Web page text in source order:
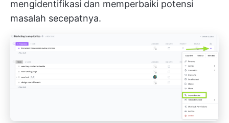
mengidentifikasi dan memperbaiki potensi
masalah secepatnya.